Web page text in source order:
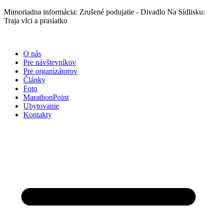
Preskočiť
na
Mimoriadna informácia: Zrušené podujatie - Divadlo Na Sídlisku:
Traja vlci a prasiatko
O nás
Pre návštevníkov
Pre organizátorov
Články
Foto
MarathonPoint
Ubytovanie
Kontakty